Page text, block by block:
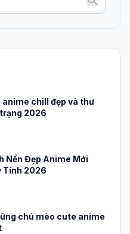
anime chill đẹp và thư
2026
Nền Đẹp Anime Mới
Tính 2026
chú mèo cute anime